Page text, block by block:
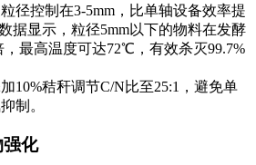
径控制在3-5mm，比单轴设备效率提
据显示，粒径5mm以下的物料在发酵
最高温度可达72℃，有效杀灭99.7%
10%秸秆调节C/N比至25:1，避免单
制。
强化